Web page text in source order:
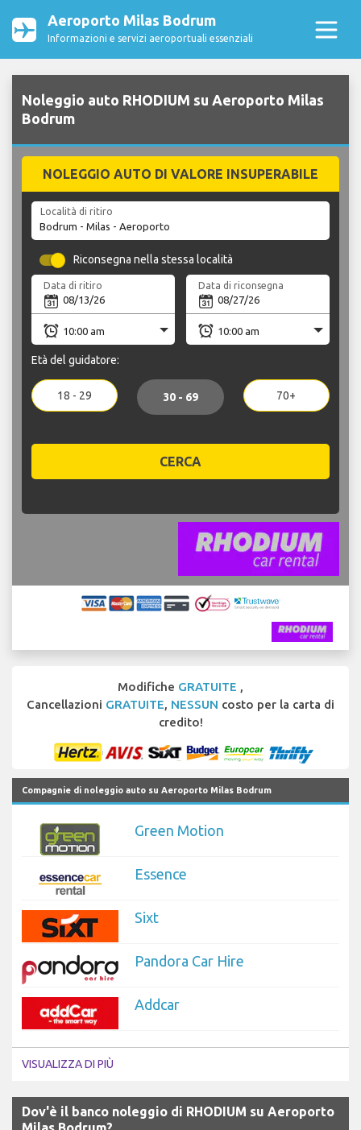
Aeroporto Milas Bodrum
Informazioni e servizi aeroportuali essenziali
Noleggio auto RHODIUM su Aeroporto Milas
Bodrum
NOLEGGIO AUTO DI VALORE INSUPERABILE
Località di ritiro
Riconsegna nella stessa località
Data di ritiro Data di riconsegna
Età del guidatore:
18 - 29 30 - 69 70+
CERCA
Modifiche GRATUITE ,
Cancellazioni GRATUITE, NESSUN costo per la carta di
credito!
Compagnie di noleggio auto su Aeroporto Milas Bodrum
Green Motion
Essence
Sixt
Pandora Car Hire
Addcar
VISUALIZZA DI PIÙ
Dov'è il banco noleggio di RHODIUM su Aeroporto